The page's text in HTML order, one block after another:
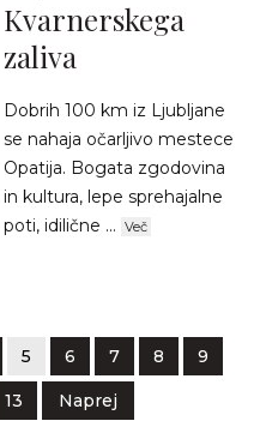
Kvarnerskega
zaliva
Dobrih 100 km iz Ljubljane
se nahaja očarljivo mestece
Opatija. Bogata zgodovina
in kultura, lepe sprehajalne
poti, idilične ... Več
5 6 7 8 9
13 Naprej